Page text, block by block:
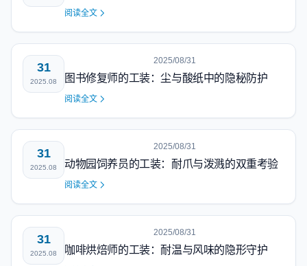
阅读全文
31
2025.08
2025/08/31
图书修复师的工装：尘与酸纸中的隐秘防护
阅读全文
31
2025.08
2025/08/31
动物园饲养员的工装：耐爪与泼溅的双重考验
阅读全文
31
2025.08
2025/08/31
咖啡烘焙师的工装：耐温与风味的隐形守护